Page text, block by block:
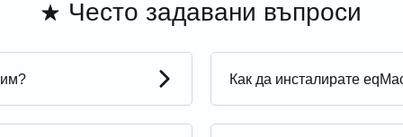
Често задавани въпроси
Как да инсталирате